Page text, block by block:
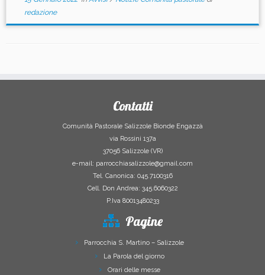
redazione
Contatti
Comunità Pastorale Salizzole Bionde Engazzà
via Rossini 137a
37056 Salizzole (VR)
e-mail: parrocchiasalizzole@gmail.com
Tel. Canonica: 045.7100316
Cell. Don Andrea: 345.6060322
P.Iva 80013480233
Pagine
Parrocchia S. Martino – Salizzole
La Parola del giorno
Orari delle messe